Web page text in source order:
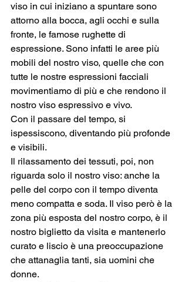
viso in cui iniziano a spuntare sono
attorno alla bocca, agli occhi e sulla
fronte, le famose rughette di
espressione. Sono infatti le aree più
mobili del nostro viso, quelle che con
tutte le nostre espressioni facciali
movimentiamo di più e che rendono il
nostro viso espressivo e vivo.
Con il passare del tempo, si
ispessiscono, diventando più profonde
e visibili.
Il rilassamento dei tessuti, poi, non
riguarda solo il nostro viso: anche la
pelle del corpo con il tempo diventa
meno compatta e soda. Il viso però è la
zona più esposta del nostro corpo, è il
nostro biglietto da visita e mantenerlo
curato e liscio è una preoccupazione
che attanaglia tanti, sia uomini che
donne.